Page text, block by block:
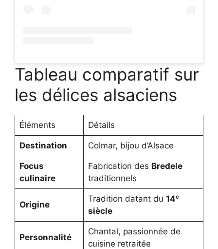
Tableau comparatif sur
les délices alsaciens
Éléments Détails
Destination Colmar, bijou d’Alsace
Focus
culinaire
Fabrication des Bredele
traditionnels
Origine
Tradition datant du 14ᵉ
siècle
Personnalité
Chantal, passionnée de
cuisine retraitée